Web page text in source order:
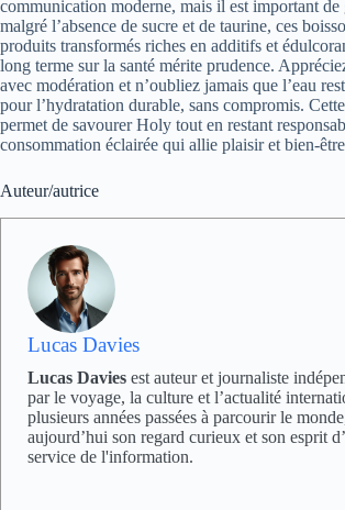
communication moderne, mais il est important de
malgré l’absence de sucre et de taurine, ces
produits transformés riches en additifs et
long terme sur la santé mérite prudence.
avec modération et n’oubliez jamais que l’eau
pour l’hydratation durable, sans compromis.
permet de savourer Holy tout en restant
consommation éclairée qui allie plaisir et bien-
Auteur/autrice
Lucas Davies
Lucas Davies est auteur et journaliste
par le voyage, la culture et l’actualité
plusieurs années passées à parcourir le
aujourd’hui son regard curieux et son esprit
service de l'information.